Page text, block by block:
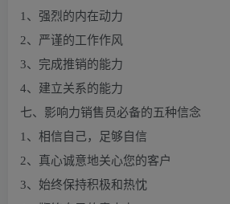
1、强烈的内在动力
2、严谨的工作作风
3、完成推销的能力
4、建立关系的能力
七、影响力销售员必备的五种信念
1、相信自己，足够自信
2、真心诚意地关心您的客户
3、始终保持积极和热忱